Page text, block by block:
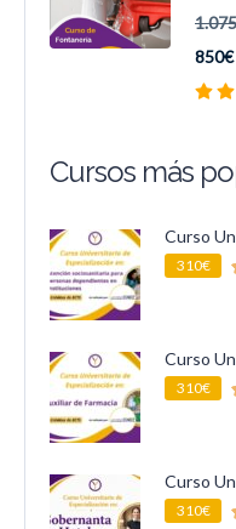
850€
Cursos más
Curso
310€
Curso
310€
Curso
310€